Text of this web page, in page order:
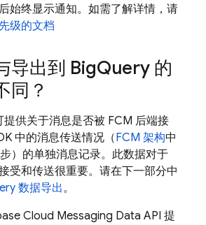
始终显示通知。如需了解详情，请
级的文档
导出到 BigQuery 的
同？
供关于消息是否被 FCM 后端接
中的消息传送情况（FCM 架构中
）的单独消息记录。此数据对于
受和传送很重要。请在下一部分中
数据导出。
Cloud Messaging Data API 提